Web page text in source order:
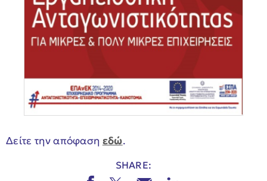
Δείτε την απόφαση εδώ.
SHARE: